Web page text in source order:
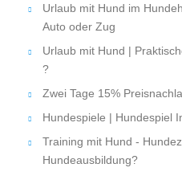
Urlaub mit Hund im
Auto oder Zug
Urlaub mit Hund |
?
Zwei Tage 15%
Hundespiele | Hundespiel
Training mit Hund -
Hundeausbildung?